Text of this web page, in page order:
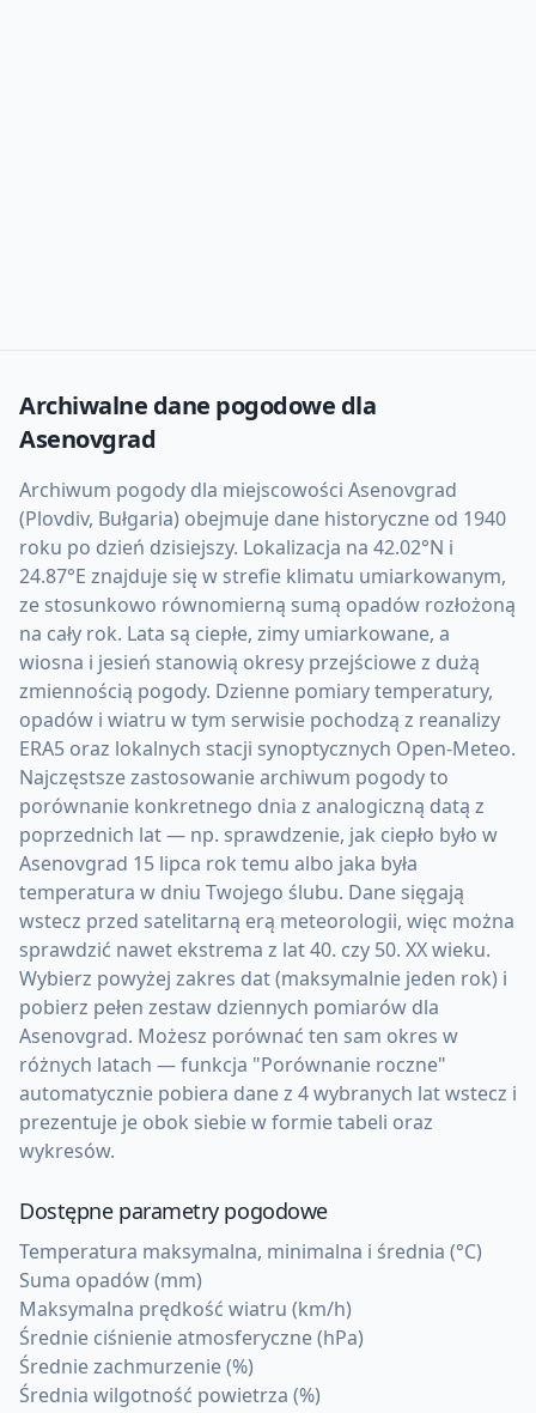
Archiwalne dane pogodowe dla
Asenovgrad
Archiwum pogody dla miejscowości Asenovgrad
(Plovdiv, Bułgaria) obejmuje dane historyczne od 1940
roku po dzień dzisiejszy. Lokalizacja na 42.02°N i
24.87°E znajduje się w strefie klimatu umiarkowanym,
ze stosunkowo równomierną sumą opadów rozłożoną
na cały rok. Lata są ciepłe, zimy umiarkowane, a
wiosna i jesień stanowią okresy przejściowe z dużą
zmiennością pogody. Dzienne pomiary temperatury,
opadów i wiatru w tym serwisie pochodzą z reanalizy
ERA5 oraz lokalnych stacji synoptycznych Open-Meteo.
Najczęstsze zastosowanie archiwum pogody to
porównanie konkretnego dnia z analogiczną datą z
poprzednich lat — np. sprawdzenie, jak ciepło było w
Asenovgrad 15 lipca rok temu albo jaka była
temperatura w dniu Twojego ślubu. Dane sięgają
wstecz przed satelitarną erą meteorologii, więc można
sprawdzić nawet ekstrema z lat 40. czy 50. XX wieku.
Wybierz powyżej zakres dat (maksymalnie jeden rok) i
pobierz pełen zestaw dziennych pomiarów dla
Asenovgrad. Możesz porównać ten sam okres w
różnych latach — funkcja "Porównanie roczne"
automatycznie pobiera dane z 4 wybranych lat wstecz i
prezentuje je obok siebie w formie tabeli oraz
wykresów.
Dostępne parametry pogodowe
Temperatura maksymalna, minimalna i średnia (°C)
Suma opadów (mm)
Maksymalna prędkość wiatru (km/h)
Średnie ciśnienie atmosferyczne (hPa)
Średnie zachmurzenie (%)
Średnia wilgotność powietrza (%)